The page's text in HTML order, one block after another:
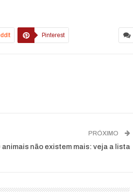
Pinterest
PRÓXIMO
animais não existem mais: veja a lista